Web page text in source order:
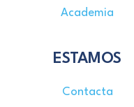
Academia
ESTAMOS
Contacta